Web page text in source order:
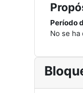
Período
No se